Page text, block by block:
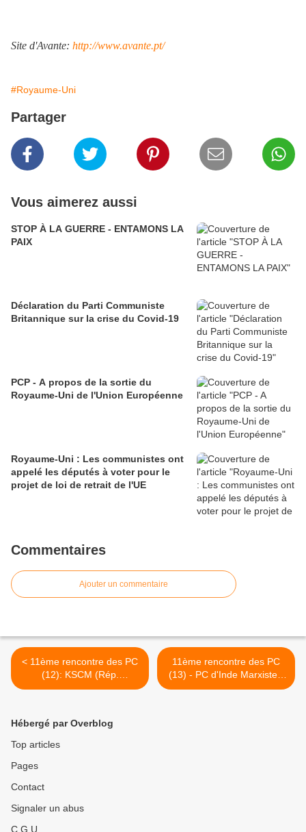
Site d'Avante: http://www.avante.pt/
#Royaume-Uni
Partager
Vous aimerez aussi
STOP À LA GUERRE - ENTAMONS LA
PAIX
Déclaration du Parti Communiste
Britannique sur la crise du Covid-19
PCP - A propos de la sortie du
Royaume-Uni de l'Union Européenne
Royaume-Uni : Les communistes ont
appelé les députés à voter pour le
projet de loi de retrait de l'UE
Commentaires
Ajouter un commentaire
< 11ème rencontre des PC
(12): KSCM (Rép.
Tchèque): « Seule
perspective socialiste, peut
nous sortir de la crise »
11ème rencontre des PC
(13) - PC d'Inde Marxiste -
« L'impérialisme et les
Hébergé par Overblog
Top articles
Pages
Contact
Signaler un abus
C.G.U.